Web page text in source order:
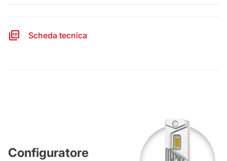
Scheda tecnica
Configuratore